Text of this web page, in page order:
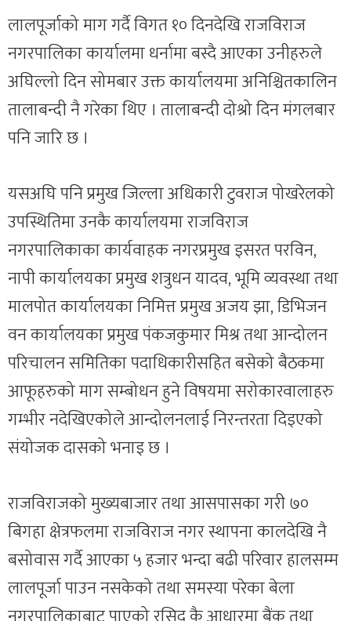
लालपूर्जाको माग गर्दै विगत १० दिनदेखि राजविराज
नगरपालिका कार्यालमा धर्नामा बस्दै आएका उनीहरुले
अघिल्लो दिन सोमबार उक्त कार्यालयमा अनिश्चितकालिन
तालाबन्दी नै गरेका थिए । तालाबन्दी दोश्रो दिन मंगलबार
पनि जारि छ ।
यसअघि पनि प्रमुख जिल्ला अधिकारी टुवराज पोखरेलको
उपस्थितिमा उनकै कार्यालयमा राजविराज
नगरपालिकाका कार्यवाहक नगरप्रमुख इसरत परविन,
नापी कार्यालयका प्रमुख शत्रुधन यादव, भूमि व्यवस्था तथा
मालपोत कार्यालयका निमित्त प्रमुख अजय झा, डिभिजन
वन कार्यालयका प्रमुख पंकजकुमार मिश्र तथा आन्दोलन
परिचालन समितिका पदाधिकारीसहित बसेको बैठकमा
आफूहरुको माग सम्बोधन हुने विषयमा सरोकारवालाहरु
गम्भीर नदेखिएकोले आन्दोलनलाई निरन्तरता दिइएको
संयोजक दासको भनाइ छ ।
राजविराजको मुख्यबाजार तथा आसपासका गरी ७०
बिगहा क्षेत्रफलमा राजविराज नगर स्थापना कालदेखि नै
बसोवास गर्दै आएका ५ हजार भन्दा बढी परिवार हालसम्म
लालपूर्जा पाउन नसकेको तथा समस्या परेका बेला